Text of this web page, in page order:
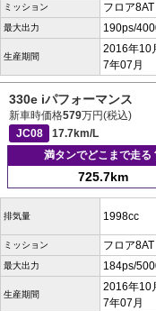
ミッション フロア8AT
最大出力 190ps/
生産期間
2016年10
7年07月
330e iパフォーマンス
新車時価格579万円(税込)
JC08
17.7km/L
満タンでどこまで走る
725.7km
排気量 1998cc
ミッション フロア8AT
最大出力 184ps/
生産期間
2016年10
7年07月